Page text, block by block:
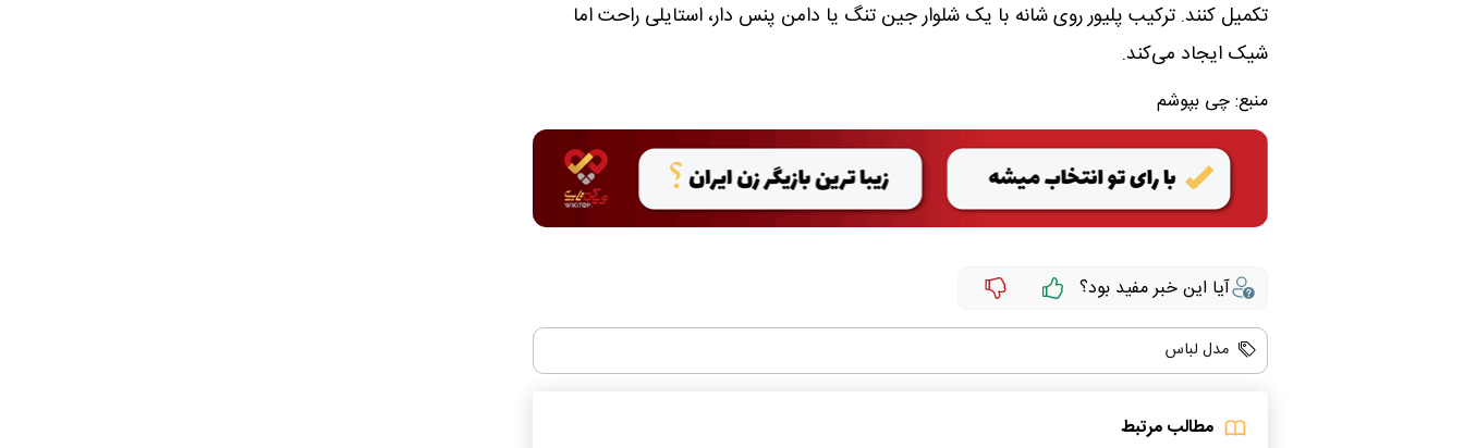
تکمیل کنند. ترکیب پلیور روی شانه با یک شلوار جین تنگ یا دامن پنس دار، استایلی راحت اما
شیک ایجاد می‌کند.
منبع:چی بپوشم
آیا این خبر مفید بود؟
مدل لباس
مطالب مرتبط